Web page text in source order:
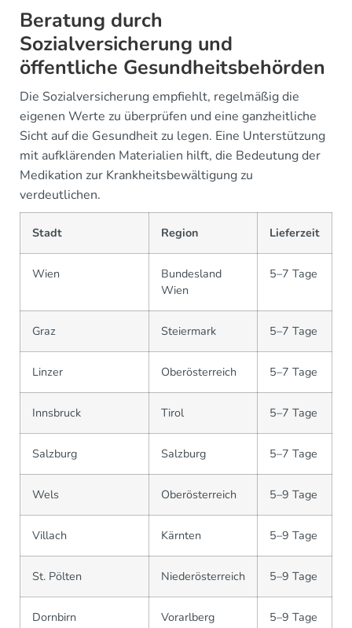
Beratung durch
Sozialversicherung und
öffentliche Gesundheitsbehörden
Die Sozialversicherung empfiehlt, regelmäßig die
eigenen Werte zu überprüfen und eine ganzheitliche
Sicht auf die Gesundheit zu legen. Eine Unterstützung
mit aufklärenden Materialien hilft, die Bedeutung der
Medikation zur Krankheitsbewältigung zu
verdeutlichen.
Stadt Region Lieferzeit
Wien
Bundesland
Wien
5–7 Tage
Graz Steiermark 5–7 Tage
Linzer Oberösterreich 5–7 Tage
Innsbruck Tirol 5–7 Tage
Salzburg Salzburg 5–7 Tage
Wels Oberösterreich 5–9 Tage
Villach Kärnten 5–9 Tage
St. Pölten Niederösterreich 5–9 Tage
Dornbirn Vorarlberg 5–9 Tage